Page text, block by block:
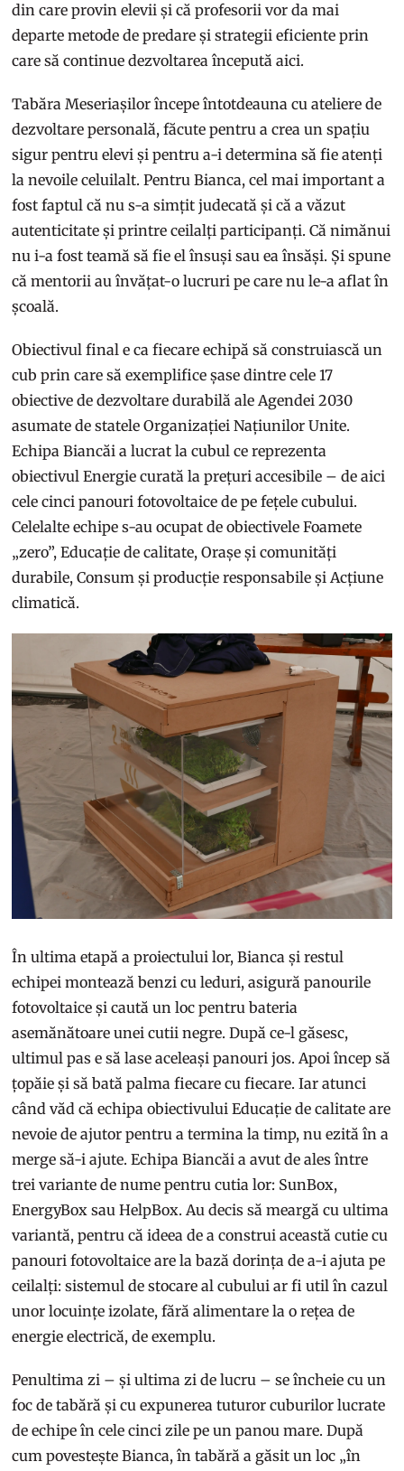
din care provin elevii și că profesorii vor da mai
departe metode de predare și strategii eficiente prin
care să continue dezvoltarea începută aici.
Tabăra Meseriașilor începe întotdeauna cu ateliere de
dezvoltare personală, făcute pentru a crea un spațiu
sigur pentru elevi și pentru a-i determina să fie atenți
la nevoile celuilalt. Pentru Bianca, cel mai important a
fost faptul că nu s-a simțit judecată și că a văzut
autenticitate și printre ceilalți participanți. Că nimănui
nu i-a fost teamă să fie el însuși sau ea însăși. Și spune
că mentorii au învățat-o lucruri pe care nu le-a aflat în
școală.
Obiectivul final e ca fiecare echipă să construiască un
cub prin care să exemplifice șase dintre cele 17
obiective de dezvoltare durabilă ale Agendei 2030
asumate de statele Organizației Națiunilor Unite.
Echipa Biancăi a lucrat la cubul ce reprezenta
obiectivul Energie curată la prețuri accesibile – de aici
cele cinci panouri fotovoltaice de pe fețele cubului.
Celelalte echipe s-au ocupat de obiectivele Foamete
„zero”, Educație de calitate, Orașe și comunități
durabile, Consum și producție responsabile și Acțiune
climatică.
În ultima etapă a proiectului lor, Bianca și restul
echipei montează benzi cu leduri, asigură panourile
fotovoltaice și caută un loc pentru bateria
asemănătoare unei cutii negre. După ce-l găsesc,
ultimul pas e să lase aceleași panouri jos. Apoi încep să
țopăie și să bată palma fiecare cu fiecare. Iar atunci
când văd că echipa obiectivului Educație de calitate are
nevoie de ajutor pentru a termina la timp, nu ezită în a
merge să-i ajute. Echipa Biancăi a avut de ales între
trei variante de nume pentru cutia lor: SunBox,
EnergyBox sau HelpBox. Au decis să meargă cu ultima
variantă, pentru că ideea de a construi această cutie cu
panouri fotovoltaice are la bază dorința de a-i ajuta pe
ceilalți: sistemul de stocare al cubului ar fi util în cazul
unor locuințe izolate, fără alimentare la o rețea de
energie electrică, de exemplu.
Penultima zi – și ultima zi de lucru – se încheie cu un
foc de tabără și cu expunerea tuturor cuburilor lucrate
de echipe în cele cinci zile pe un panou mare. După
cum povestește Bianca, în tabără a găsit un loc „în